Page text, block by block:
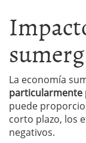
La economía
particularmente
puede
corto plazo, los
negativos.